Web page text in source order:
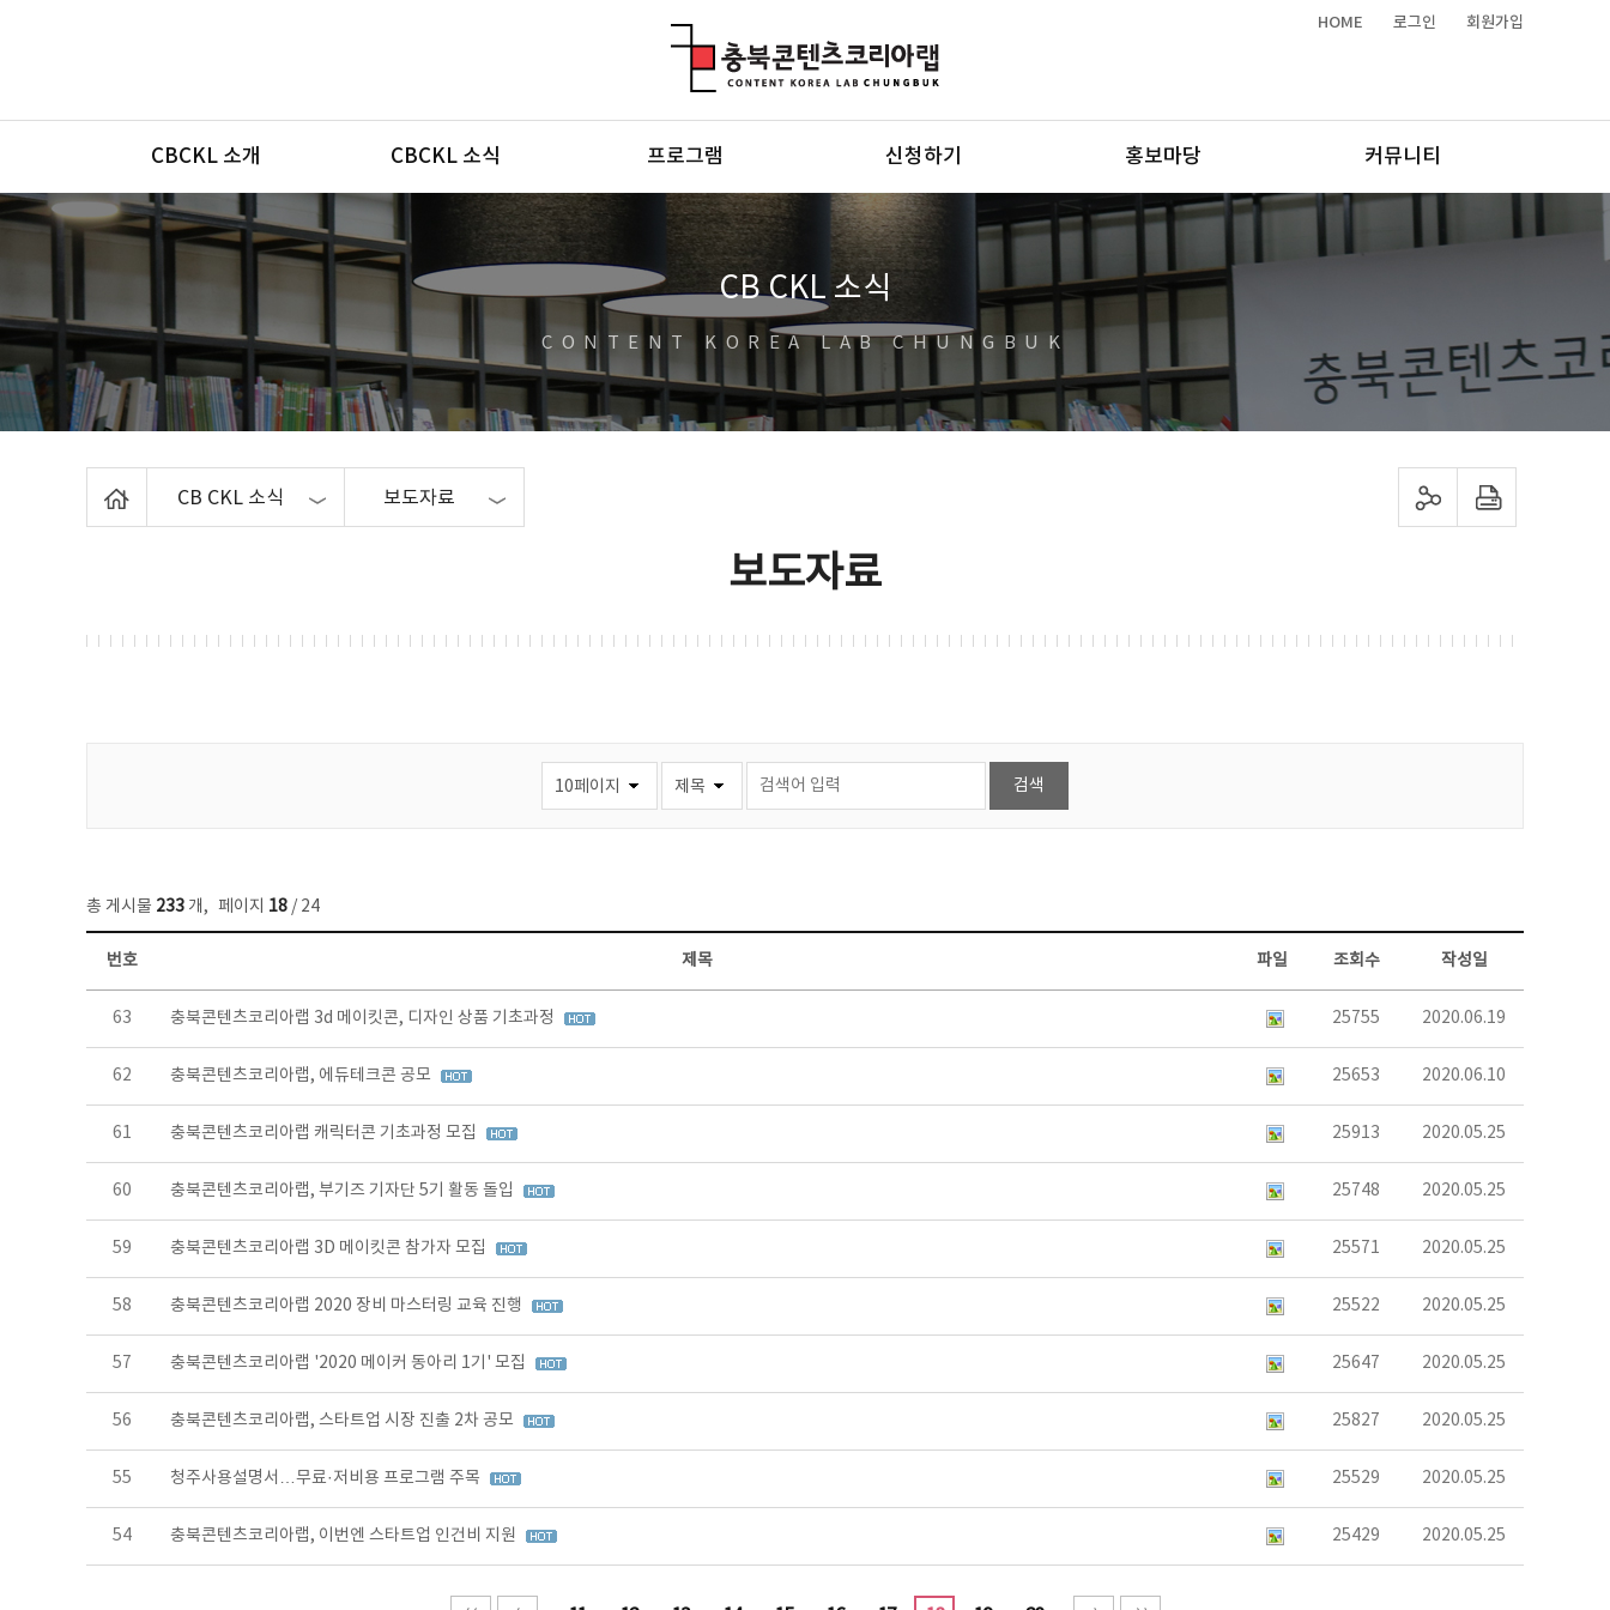
HOME 로그인 회원가입
메뉴
CBCKL 소개 CBCKL 소식 프로그램 신청하기 홍보마당 커뮤니티
CB CKL 소식
CONTENT KOREA LAB CHUNGBUK
CB CKL 소식 보도자료 sns 공유하기 프린트하기
보도자료
총 게시물 233 개, 페이지 18 / 24
보도자료 목록 - 번호, 제목, 작성자, 파일, 조회수, 작성일 정보 제공
번호 제목 파일 조회수 작성일
63 충북콘텐츠코리아랩 3d 메이킷콘, 디자인 상품 기초과정 25755 2020.06.19
62 충북콘텐츠코리아랩, 에듀테크콘 공모 25653 2020.06.10
61 충북콘텐츠코리아랩 캐릭터콘 기초과정 모집 25913 2020.05.25
60 충북콘텐츠코리아랩, 부기즈 기자단 5기 활동 돌입 25748 2020.05.25
59 충북콘텐츠코리아랩 3D 메이킷콘 참가자 모집 25571 2020.05.25
58 충북콘텐츠코리아랩 2020 장비 마스터링 교육 진행 25522 2020.05.25
57 충북콘텐츠코리아랩 '2020 메이커 동아리 1기' 모집 25647 2020.05.25
56 충북콘텐츠코리아랩, 스타트업 시장 진출 2차 공모 25827 2020.05.25
55 청주사용설명서…무료·저비용 프로그램 주목 25529 2020.05.25
54 충북콘텐츠코리아랩, 이번엔 스타트업 인건비 지원 25429 2020.05.25